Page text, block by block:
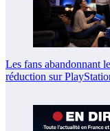
Les fans abandonnant
réduction sur